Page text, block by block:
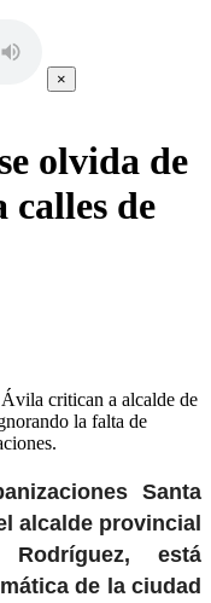
×
olvida de
calles de
critican a alcalde de
la falta de
Santa
alcalde provincial
está
de la ciudad